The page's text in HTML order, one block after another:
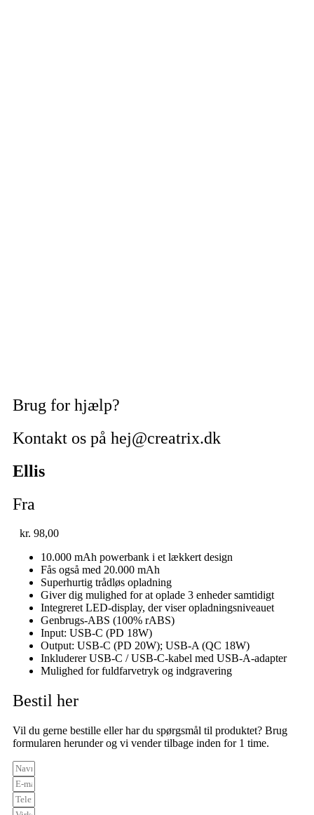
Brug for hjælp?
Kontakt os på hej@creatrix.dk
Ellis
Fra
kr. 98,00
10.000 mAh powerbank i et lækkert design
Fås også med 20.000 mAh
Superhurtig trådløs opladning
Giver dig mulighed for at oplade 3 enheder samtidigt
Integreret LED-display, der viser opladningsniveauet
Genbrugs-ABS (100% rABS)
Input: USB-C (PD 18W)
Output: USB-C (PD 20W); USB-A (QC 18W)
Inkluderer USB-C / USB-C-kabel med USB-A-adapter
Mulighed for fuldfarvetryk og indgravering
Bestil her
Vil du gerne bestille eller har du spørgsmål til produktet? Brug
formularen herunder og vi vender tilbage inden for 1 time.